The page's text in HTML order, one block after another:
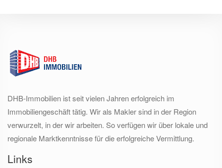
DHB-Immobilien ist seit vielen Jahren erfolgreich im
Immobiliengeschäft tätig. Wir als Makler sind in der Region
verwurzelt, in der wir arbeiten. So verfügen wir über lokale und
regionale Marktkenntnisse für die erfolgreiche Vermittlung.
Links